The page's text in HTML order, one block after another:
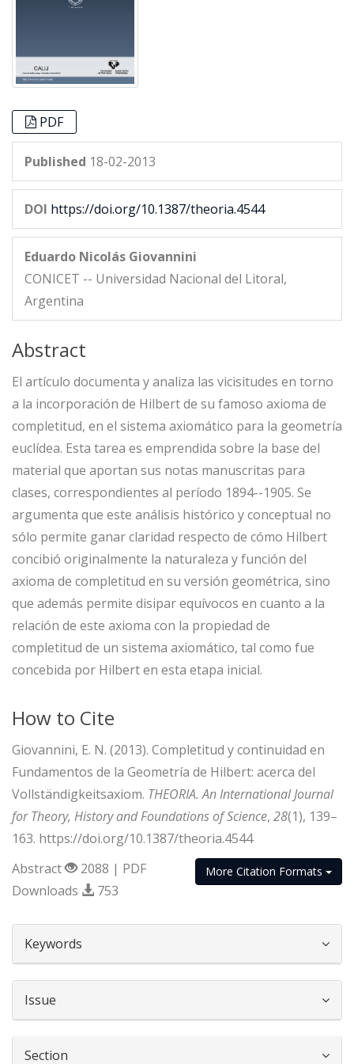
PDF
Published 18-02-2013
DOI https://doi.org/10.1387/theoria.4544
Eduardo Nicolás Giovannini
CONICET -- Universidad Nacional del Litoral,
Argentina
Abstract
El artículo documenta y analiza las vicisitudes en torno
a la incorporación de Hilbert de su famoso axioma de
completitud, en el sistema axiomático para la geometría
euclídea. Esta tarea es emprendida sobre la base del
material que aportan sus notas manuscritas para
clases, correspondientes al período 1894--1905. Se
argumenta que este análisis histórico y conceptual no
sólo permite ganar claridad respecto de cómo Hilbert
concibió originalmente la naturaleza y función del
axioma de completitud en su versión geométrica, sino
que además permite disipar equívocos en cuanto a la
relación de este axioma con la propiedad de
completitud de un sistema axiomático, tal como fue
concebida por Hilbert en esta etapa inicial.
How to Cite
Giovannini, E. N. (2013). Completitud y continuidad en
Fundamentos de la Geometría de Hilbert: acerca del
Vollständigkeitsaxiom. THEORIA. An International Journal
for Theory, History and Foundations of Science, 28(1), 139–
163. https://doi.org/10.1387/theoria.4544
More Citation Formats
Abstract
2088 | PDF
Downloads
753
Keywords
Issue
Section